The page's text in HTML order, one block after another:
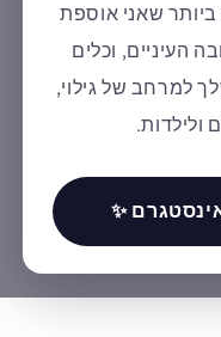
דילוג
שאני אוספת
העיניים, וכלים
למרחב של גילוי,
ולילדות.
✨